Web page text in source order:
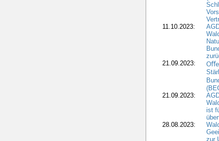
11.10.2023:
21.09.2023:
21.09.2023:
ist
28.08.2023:
zur